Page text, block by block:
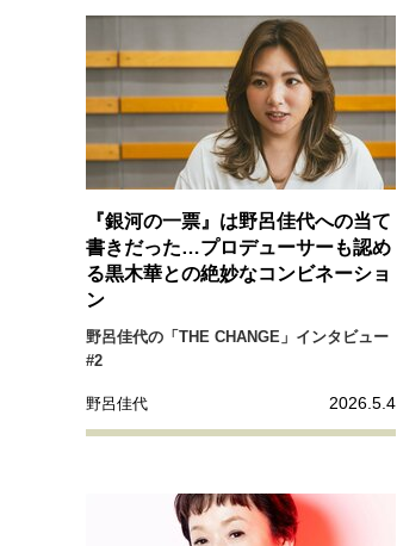
『銀河の一票』は野呂佳代への当て
書きだった…プロデューサーも認め
る黒木華との絶妙なコンビネーショ
ン
野呂佳代の「THE CHANGE」インタビュー
#2
野呂佳代 2026.5.4